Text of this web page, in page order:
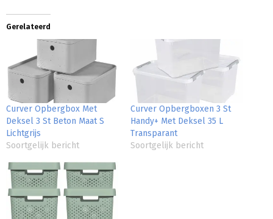
Gerelateerd
Curver Opbergbox Met
Deksel 3 St Beton Maat S
Lichtgrijs
Soortgelijk bericht
Curver Opbergboxen 3 St
Handy+ Met Deksel 35 L
Transparant
Soortgelijk bericht